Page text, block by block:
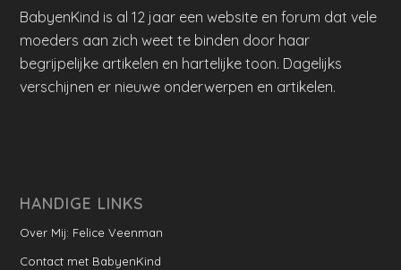
BabyenKind is al 12 jaar een website en forum dat vele
moeders aan zich weet te binden door haar
begrijpelijke artikelen en hartelijke toon. Dagelijks
verschijnen er nieuwe onderwerpen en artikelen.
HANDIGE LINKS
Over Mij: Felice Veenman
Contact met BabyenKind